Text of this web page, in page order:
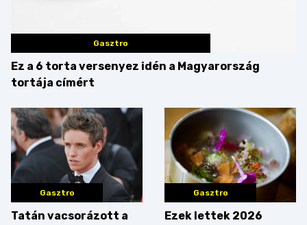
Gasztro
Ez a 6 torta versenyez idén a Magyarország
tortája címért
Gasztro
Tatán vacsorázott a
Gasztro
Ezek lettek 2026